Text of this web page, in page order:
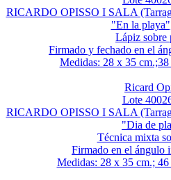
RICARDO OPISSO I SALA
"En la
Lápiz sobre
Firmado y fechado en el
Medidas: 28 x 35
Ricard
Lote
RICARDO OPISSO I SALA
"Dia de
Técnica mixta
Firmado en el ángulo
Medidas: 28 x 35 cm.;